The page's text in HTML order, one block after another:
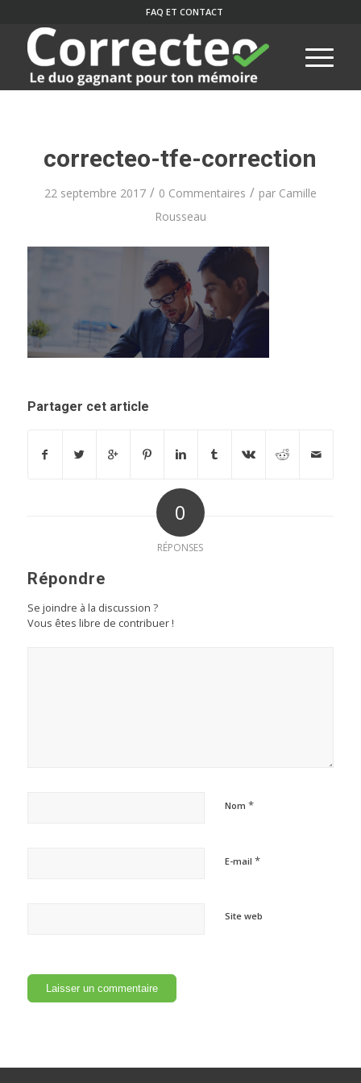
FAQ ET CONTACT
correcteo-tfe-correction
22 septembre 2017 / 0 Commentaires / par Camille
Rousseau
Partager cet article
0
RÉPONSES
Répondre
Se joindre à la discussion ?
Vous êtes libre de contribuer !
Nom *
E-mail *
Site web